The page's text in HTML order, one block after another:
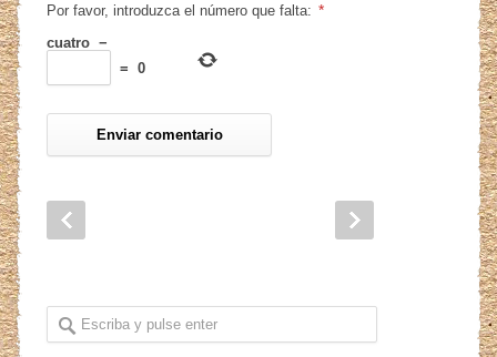
Por favor, introduzca el número que falta: *
cuatro −
=
0